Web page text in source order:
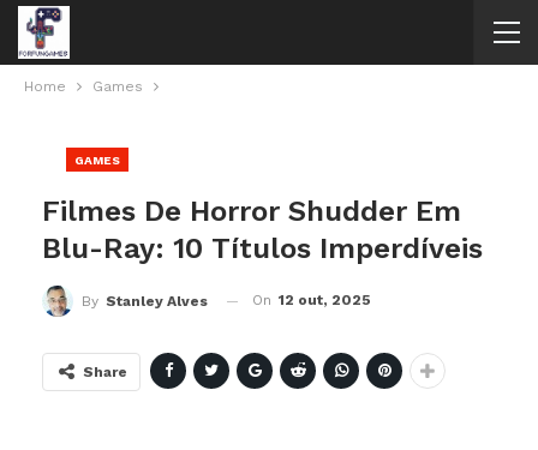
Home Games
GAMES
Filmes De Horror Shudder Em
Blu-Ray: 10 Títulos Imperdíveis
By Stanley Alves On 12 out, 2025
Share